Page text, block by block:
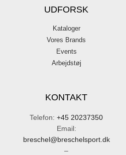
UDFORSK
Kataloger
Vores Brands
Events
Arbejdstøj
KONTAKT
Telefon: +45 20237350
Email:
breschel@breschelsport.dk
–